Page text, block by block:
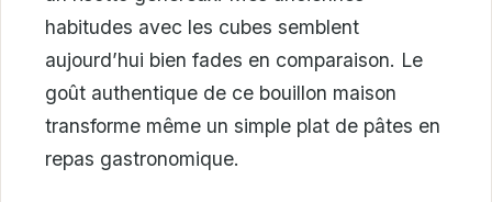
habitudes avec les cubes semblent
aujourd’hui bien fades en comparaison. Le
goût authentique de ce bouillon maison
transforme même un simple plat de pâtes en
repas gastronomique.